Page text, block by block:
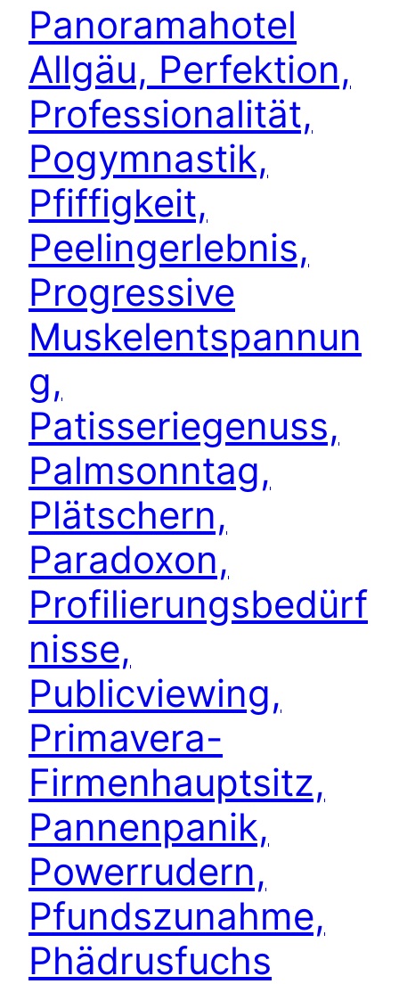
Panoramahotel
Allgäu, Perfektion,
Professionalität,
Pogymnastik,
Pfiffigkeit,
Peelingerlebnis,
Progressive
Muskelentspannun
g,
Patisseriegenuss,
Palmsonntag,
Plätschern,
Paradoxon,
Profilierungsbedürf
nisse,
Publicviewing,
Primavera-
Firmenhauptsitz,
Pannenpanik,
Powerrudern,
Pfundszunahme,
Phädrusfuchs